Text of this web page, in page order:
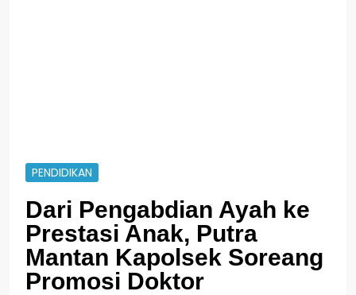
PENDIDIKAN
Dari Pengabdian Ayah ke
Prestasi Anak, Putra
Mantan Kapolsek Soreang
Promosi Doktor